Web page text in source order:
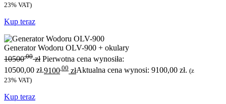
23% VAT)
Kup teraz
Generator Wodoru OLV-900 + okulary
10500,00 zł Pierwotna cena wynosiła:
10500,00 zł.9100 ,00 złAktualna cena wynosi: 9100,00 zł. (z
23% VAT)
Kup teraz